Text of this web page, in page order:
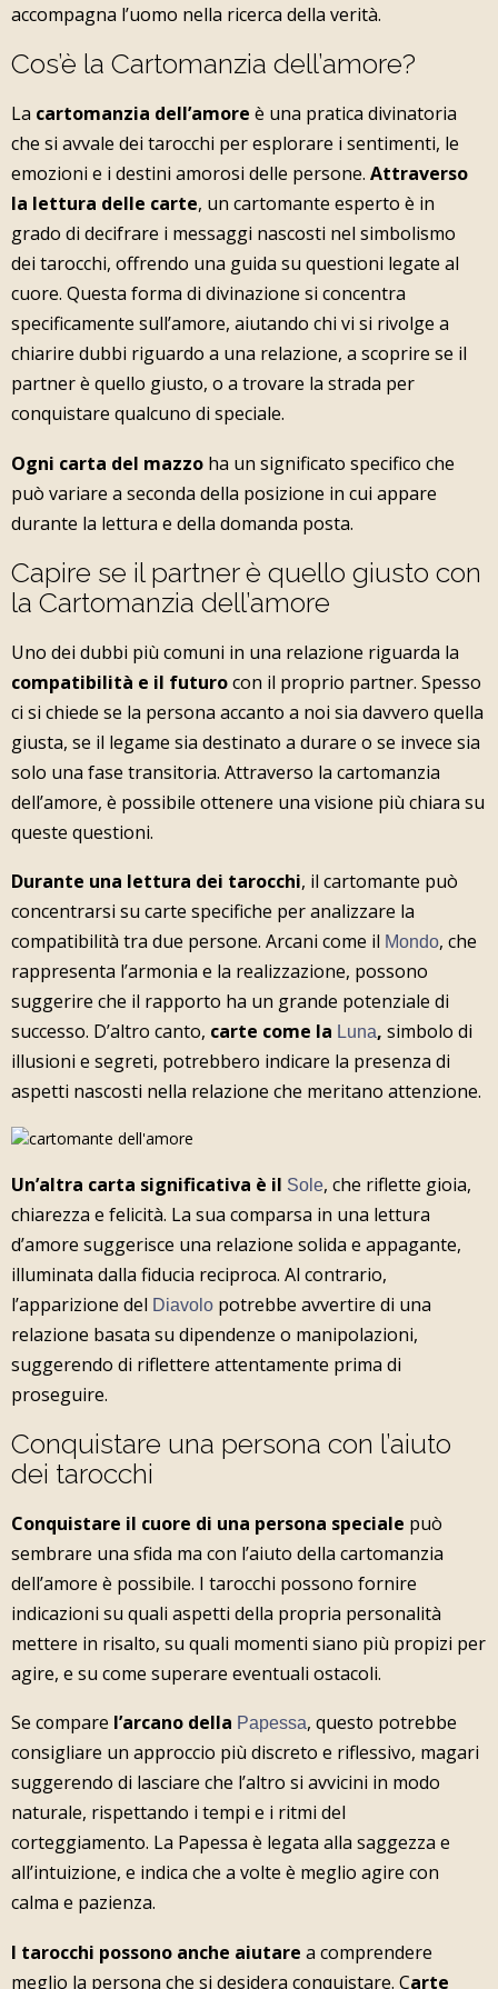
accompagna l’uomo nella ricerca della verità.
Cos’è la Cartomanzia dell’amore?
La cartomanzia dell’amore è una pratica divinatoria
che si avvale dei tarocchi per esplorare i sentimenti, le
emozioni e i destini amorosi delle persone. Attraverso
la lettura delle carte, un cartomante esperto è in
grado di decifrare i messaggi nascosti nel simbolismo
dei tarocchi, offrendo una guida su questioni legate al
cuore. Questa forma di divinazione si concentra
specificamente sull’amore, aiutando chi vi si rivolge a
chiarire dubbi riguardo a una relazione, a scoprire se il
partner è quello giusto, o a trovare la strada per
conquistare qualcuno di speciale.
Ogni carta del mazzo ha un significato specifico che
può variare a seconda della posizione in cui appare
durante la lettura e della domanda posta.
Capire se il partner è quello giusto con
la Cartomanzia dell’amore
Uno dei dubbi più comuni in una relazione riguarda la
compatibilità e il futurocon il proprio partner. Spesso
ci si chiede se la persona accanto a noi sia davvero quella
giusta, se il legame sia destinato a durare o se invece sia
solo una fase transitoria. Attraverso la cartomanzia
dell’amore, è possibile ottenere una visione più chiara su
queste questioni.
Durante una lettura dei tarocchi, il cartomante può
concentrarsi su carte specifiche per analizzare la
compatibilità tra due persone. Arcani come il Mondo, che
rappresenta l’armonia e la realizzazione, possono
suggerire che il rapporto ha un grande potenziale di
successo. D’altro canto, carte come la Luna, simbolo di
illusioni e segreti, potrebbero indicare la presenza di
aspetti nascosti nella relazione che meritano attenzione.
Un’altra carta significativa è il Sole, che riflette gioia,
chiarezza e felicità. La sua comparsa in una lettura
d’amore suggerisce una relazione solida e appagante,
illuminata dalla fiducia reciproca. Al contrario,
l’apparizione del Diavolo potrebbe avvertire di una
relazione basata su dipendenze o manipolazioni,
suggerendo di riflettere attentamente prima di
proseguire.
Conquistare una persona con l’aiuto
dei tarocchi
Conquistare il cuore di una persona speciale può
sembrare una sfida ma con l’aiuto della cartomanzia
dell’amore è possibile. I tarocchi possono fornire
indicazioni su quali aspetti della propria personalità
mettere in risalto, su quali momenti siano più propizi per
agire, e su come superare eventuali ostacoli.
Se compare l’arcano della Papessa, questo potrebbe
consigliare un approccio più discreto e riflessivo, magari
suggerendo di lasciare che l’altro si avvicini in modo
naturale, rispettando i tempi e i ritmi del
corteggiamento. La Papessa è legata alla saggezza e
all’intuizione, e indica che a volte è meglio agire con
calma e pazienza.
I tarocchi possono anche aiutare a comprendere
meglio la persona che si desidera conquistare. Carte